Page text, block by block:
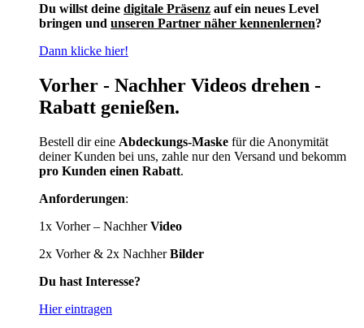
Du willst deine digitale Präsenz auf ein neues Level
bringen und unseren Partner näher kennenlernen?
Dann klicke hier!
Vorher - Nachher Videos drehen -
Rabatt genießen.
Bestell dir eine Abdeckungs-Maske für die Anonymität
deiner Kunden bei uns, zahle nur den Versand und bekomm
pro Kunden einen Rabatt.
Anforderungen:
1x Vorher – NachherVideo
2x Vorher & 2x NachherBilder
Du hast Interesse?
Hier eintragen